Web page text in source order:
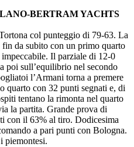
BERTRAM YACHTS
col punteggio di 79-63. La
da subito con un primo quarto
Il parziale di 12-0
poi sull’equilibrio nel secondo
l’Armani torna a premere
quarto con 32 punti segnati e, di
tentano la rimonta nel quarto
la partita. Grande prova di
con il 63% al tiro. Dodicesima
a pari punti con Bologna.
piemontesi.